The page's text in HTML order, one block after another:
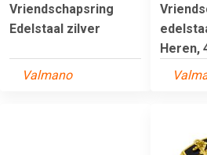
Vriendschapsring
Edelstaal zilver
Valmano
Heren,